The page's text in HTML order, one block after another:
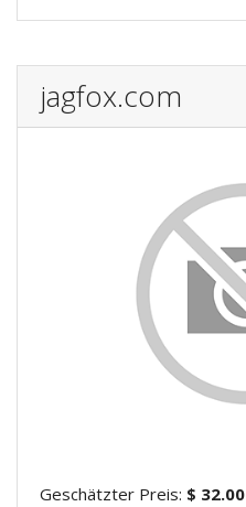
jagfox.com
Geschätzter Preis: $ 32.00